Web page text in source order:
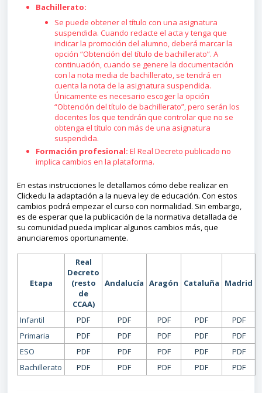
Bachillerato:
Se puede obtener el título con una asignatura
suspendida. Cuando redacte el acta y tenga que
indicar la promoción del alumno, deberá marcar la
opción “Obtención del título de bachillerato”. A
continuación, cuando se genere la documentación
con la nota media de bachillerato, se tendrá en
cuenta la nota de la asignatura suspendida.
Únicamente es necesario escoger la opción
“Obtención del título de bachillerato”, pero serán los
docentes los que tendrán que controlar que no se
obtenga el título con más de una asignatura
suspendida.
Formación profesional: El Real Decreto publicado no
implica cambios en la plataforma.
En estas instrucciones le detallamos cómo debe realizar en
Clickedu la adaptación a la nueva ley de educación. Con estos
cambios podrá empezar el curso con normalidad. Sin embargo,
es de esperar que la publicación de la normativa detallada de
su comunidad pueda implicar algunos cambios más, que
anunciaremos oportunamente.
Etapa
Real
Decreto
(resto
de
CCAA)
Andalucía Aragón Cataluña Madrid
Infantil PDF PDF PDF PDF
PDF
Primaria
PDF PDF PDF PDF
PDF
ESO
PDF PDF PDF PDF
PDF
Bachillerato
PDF PDF PDF PDF PDF